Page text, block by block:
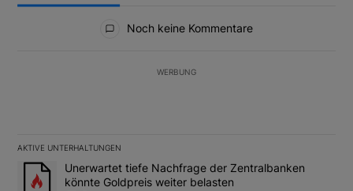
Noch keine Kommentare
WERBUNG
AKTIVE UNTERHALTUNGEN
Das Folgende ist eine Liste der am meisten kommentierten
Ein Trendartikel mit dem Titel "Unerwartet tiefe Nachfrage der
Unerwartet tiefe Nachfrage der Zentralbanken
könnte Goldpreis weiter belasten